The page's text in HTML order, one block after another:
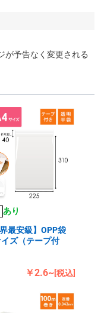
が予告なく変更される
あり
界最安級】OPP袋
ズ（テープ付
￥2.6~[税込]